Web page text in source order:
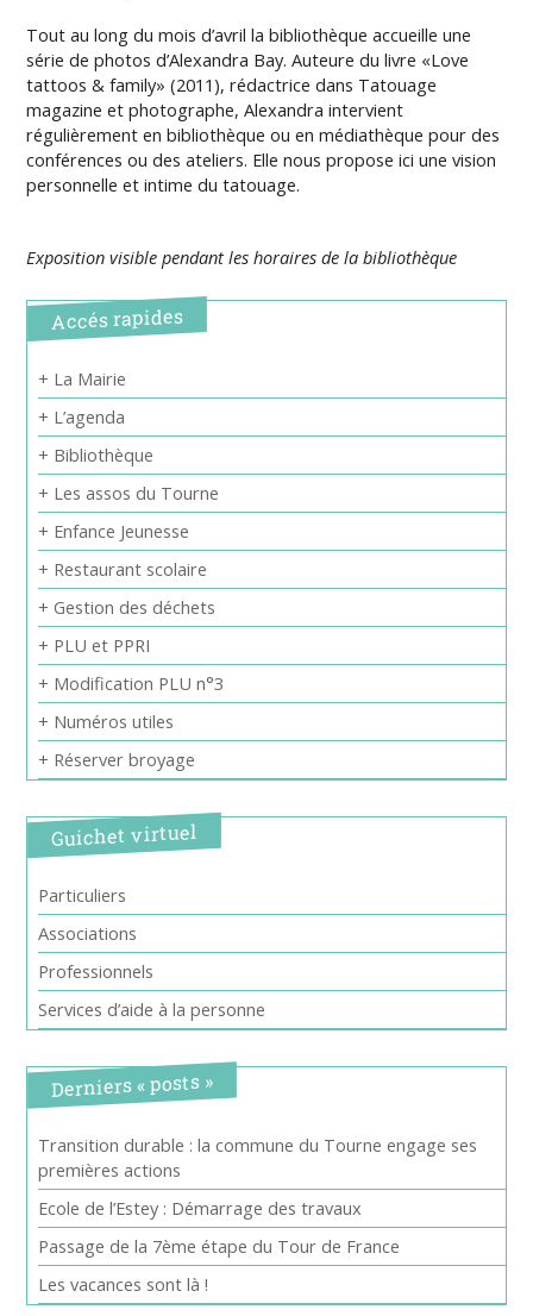
Tout au long du mois d’avril la bibliothèque accueille une
série de photos d’Alexandra Bay. Auteure du livre «Love
tattoos & family» (2011), rédactrice dans Tatouage
magazine et photographe, Alexandra intervient
régulièrement en bibliothèque ou en médiathèque pour des
conférences ou des ateliers. Elle nous propose ici une vision
personnelle et intime du tatouage.
Exposition visible pendant les horaires de la bibliothèque
Accés rapides
+ La Mairie
+ L’agenda
+ Bibliothèque
+ Les assos du Tourne
+ Enfance Jeunesse
+ Restaurant scolaire
+ Gestion des déchets
+ PLU et PPRI
+ Modification PLU n°3
+ Numéros utiles
+ Réserver broyage
Guichet virtuel
Particuliers
Associations
Professionnels
Services d’aide à la personne
Derniers « posts »
Transition durable : la commune du Tourne engage ses
premières actions
Ecole de l’Estey : Démarrage des travaux
Passage de la 7ème étape du Tour de France
Les vacances sont là !